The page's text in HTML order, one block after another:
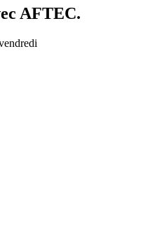
AFTEC.